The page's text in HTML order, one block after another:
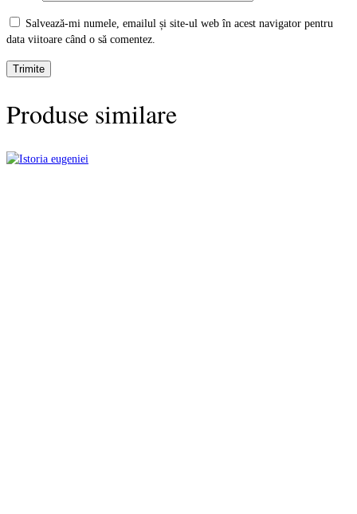
Salvează-mi numele, emailul și site-ul web în acest navigator pentru
data viitoare când o să comentez.
Produse similare